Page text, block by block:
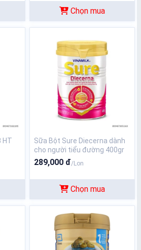
Chọn mua
HT
Sữa Bột Sure Diecerna dành
cho người tiểu đường 400gr
289,000 đ/Lon
Chọn mua